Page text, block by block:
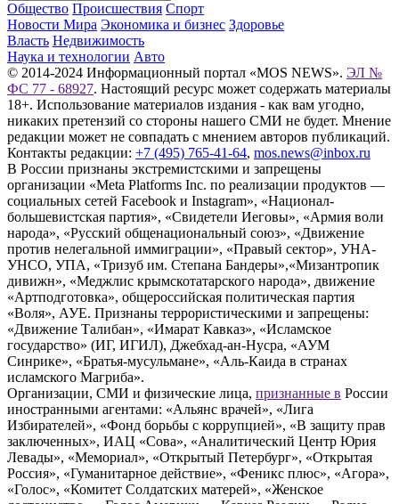
Общество Происшествия Спорт
Новости Мира Экономика и бизнес Здоровье
Власть Недвижимость
Наука и технологии Авто
© 2014-2024 Информационный портал «MOS NEWS». ЭЛ №
ФС 77 - 68927. Настоящий ресурс может содержать материалы
18+. Использование материалов издания - как вам угодно,
никаких претензий со стороны нашего СМИ не будет. Мнение
редакции может не совпадать с мнением авторов публикаций.
Контакты редакции: +7 (495) 765-41-64, mos.news@inbox.ru
В России признаны экстремистскими и запрещены
организации «Meta Platforms Inc. по реализации продуктов —
социальных сетей Facebook и Instagram», «Национал-
большевистская партия», «Свидетели Иеговы», «Армия воли
народа», «Русский общенациональный союз», «Движение
против нелегальной иммиграции», «Правый сектор», УНА-
УНСО, УПА, «Тризуб им. Степана Бандеры»,«Мизантропик
дивижн», «Меджлис крымскотатарского народа», движение
«Артподготовка», общероссийская политическая партия
«Воля», АУЕ. Признаны террористическими и запрещены:
«Движение Талибан», «Имарат Кавказ», «Исламское
государство» (ИГ, ИГИЛ), Джебхад-ан-Нусра, «АУМ
Синрике», «Братья-мусульмане», «Аль-Каида в странах
исламского Магриба».
Организации, СМИ и физические лица, признанные в России
иностранными агентами: «Альянс врачей», «Лига
Избирателей», «Фонд борьбы с коррупцией», «В защиту прав
заключенных», ИАЦ «Сова», «Аналитический Центр Юрия
Левады», «Мемориал», «Открытый Петербург», «Открытая
Россия», «Гуманитарное действие», «Феникс плюс», «Агора»,
«Голос», «Комитет Солдатских матерей», «Женское